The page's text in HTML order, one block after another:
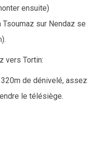
ensuite)
sur Nendaz se
vers Tortin:
de dénivelé, assez
le télésiège.